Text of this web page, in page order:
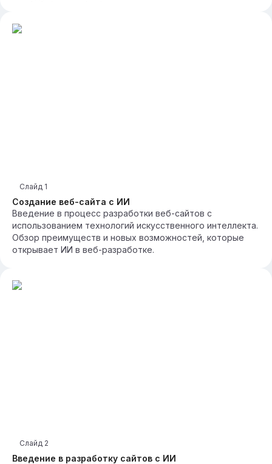
Создание веб-сайта с ИИ
Слайд 1
Введение в процесс разработки веб-сайтов с
использованием технологий искусственного интеллекта.
Обзор преимуществ и новых возможностей, которые
открывает ИИ в веб-разработке.
Введение в разработку сайтов с ИИ
Слайд 2